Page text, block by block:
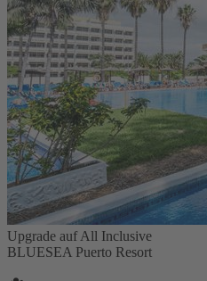
Upgrade auf All Inclusive
BLUESEA Puerto Resort